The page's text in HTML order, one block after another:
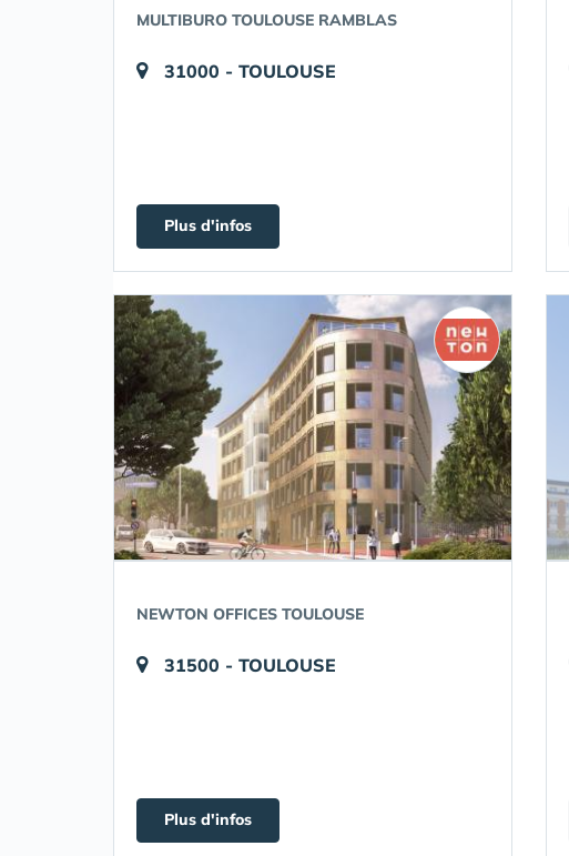
MULTIBURO TOULOUSE RAMBLAS
31000 - TOULOUSE
Plus d'infos
NEWTON OFFICES TOULOUSE
31500 - TOULOUSE
Plus d'infos